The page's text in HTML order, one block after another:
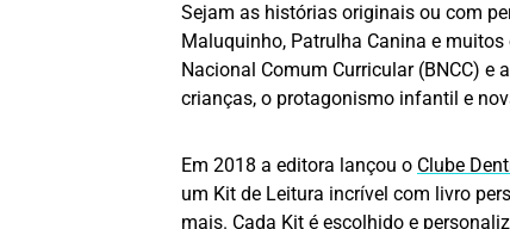
Sejam as histórias originais ou com
Maluquinho, Patrulha Canina e
Nacional Comum Curricular (BNCC)
crianças, o protagonismo infantil e
Em 2018 a editora lançou o Clube
um Kit de Leitura incrível com livro
mais. Cada Kit é escolhido e